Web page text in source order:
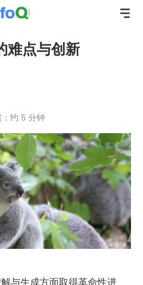
难点与创新
约 5 分钟
与生成方面取得革命性进